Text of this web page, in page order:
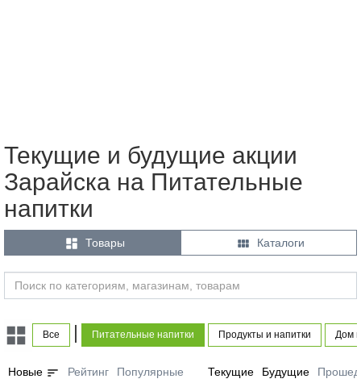
Текущие и будущие акции
Зарайска на Питательные
напитки
 Товары  Каталоги
Все Питательные напитки Продукты и напитки Дом
Новые sort Рейтинг Популярные Текущие Будущие